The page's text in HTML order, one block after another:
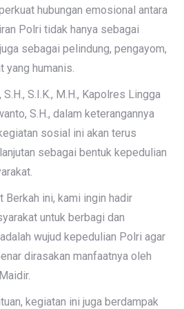
hubungan emosional antara
Polri tidak hanya sebagai
sebagai pelindung, pengayom,
yang humanis.
S.H., S.I.K., M.H., Kapolres Lingga
S.H., dalam keterangannya
sosial ini akan terus
sebagai bentuk kepedulian
Berkah ini, kami ingin hadir
untuk berbagi dan
wujud kepedulian Polri agar
dirasakan manfaatnya oleh
kegiatan ini juga berdampak